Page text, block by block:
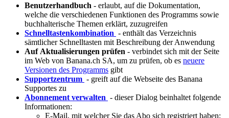
Benutzerhandbuch - erlaubt, auf die Dokumentation,
welche die verschiedenen Funktionen des Programms sowie
buchhalterische Themen erklärt, zuzugreifen
Schnelltastenkombination - enthält das Verzeichnis
sämtlicher Schnelltasten mit Beschreibung der Anwendung
Auf Aktualisierungen prüfen - verbindet sich mit der Seite
im Web von Banana.ch SA, um zu prüfen, ob es neuere
Versionen des Programms gibt
Supportzentrum - greift auf die Webseite des Banana
Supportes zu
Abonnement verwalten - dieser Dialog beinhaltet folgende
Informationen:
E-Mail, mit welcher Sie das Abo sich registriert haben;